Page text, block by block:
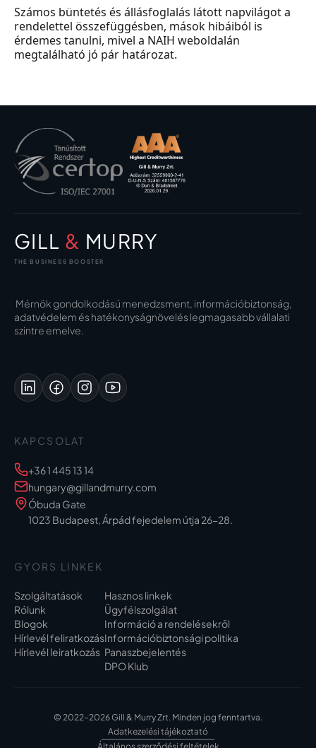
Számos büntetés és állásfoglalás látott napvilágot a
rendelettel összefüggésben, mások hibáiból is
érdemes tanulni, mivel a NAIH weboldalán
megtalálható jó pár határozat.
GILL & MURRY
THE BUSINESS BOOSTER
Mérnök gondolkodású menedzsment, információbiztonság,
adatvédelem és hatékonyságnövelés legmagasabb vállalati
szintre emelve.
KAPCSOLAT
+36 1 445 13 14
hungary@gillandmurry.com
Óbuda Gate
1023 Budapest, Árpád fejedelem útja 26-28.
GYORS LINKEK
Szolgáltatások
Rólunk
Blogok
Hírlevél feliratkozás
Hírlevél leiratkozás
Hasznos linkek
Ügyfélszolgálat
Információ a rendelésekről
Információbiztonsági politika
Panaszbejelentés
DPO Klub
© 2022–2026 Gill & Murry Zrt. Minden jog fenntartva.
Adatkezelési tájékoztató